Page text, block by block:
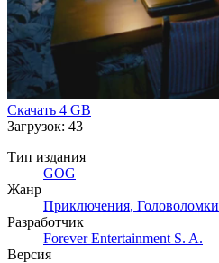
Скачать 4 GB
Загрузок: 43
Тип издания
GOG
Жанр
Приключения, Головоломки
Разработчик
Forever Entertainment S. A.
Версия